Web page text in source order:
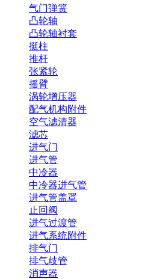
气门弹簧
凸轮轴
凸轮轴衬套
挺柱
推杆
张紧轮
摇臂
涡轮增压器
配气机构附件
空气滤清器
滤芯
进气门
进气管
中冷器
中冷器进气管
进气管盖罩
止回阀
进气过渡管
进气系统附件
排气门
排气歧管
消声器